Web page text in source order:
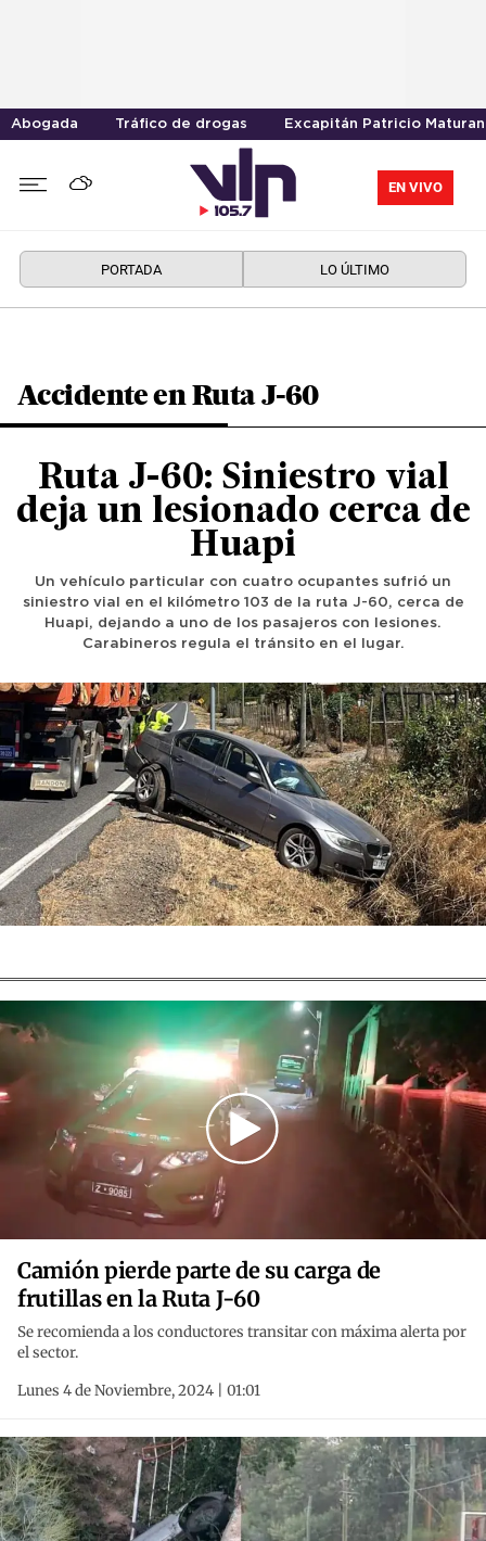
Abogada Tráfico de drogas Excapitán Patricio
EN VIVO
PORTADA LO ÚLTIMO
Accidente en Ruta J-60
Ruta J-60: Siniestro vial
deja un lesionado cerca de
Huapi
Un vehículo particular con cuatro ocupantes sufrió un
siniestro vial en el kilómetro 103 de la ruta J-60, cerca de
Huapi, dejando a uno de los pasajeros con lesiones.
Carabineros regula el tránsito en el lugar.
Camión pierde parte de su carga de
frutillas en la Ruta J-60
Se recomienda a los conductores transitar con máxima alerta por
el sector.
Lunes 4 de Noviembre, 2024 | 01:01